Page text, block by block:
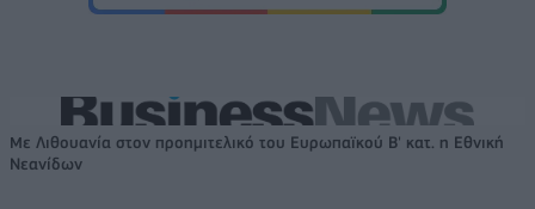
Με Λιθουανία στον προημιτελικό του Ευρωπαϊκού Β' κατ. η Εθνική
Νεανίδων